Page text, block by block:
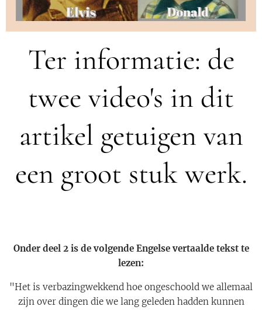
Ter informatie: de
twee video's in dit
artikel getuigen van
een groot stuk werk.
Onder deel 2 is de volgende Engelse vertaalde tekst te
lezen:
"Het is verbazingwekkend hoe ongeschoold we allemaal
zijn over dingen die we lang geleden hadden kunnen